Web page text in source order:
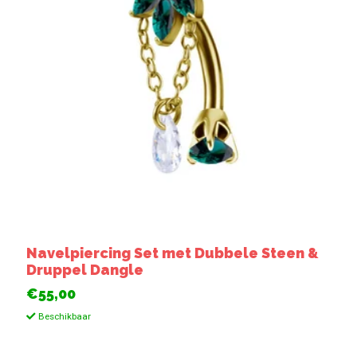
Navelpiercing Set met Dubbele Steen &
Druppel Dangle
€55,00
Beschikbaar